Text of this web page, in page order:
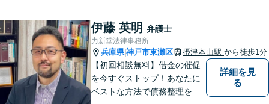
伊藤 英明 弁護士
力新堂法律事務所
兵庫県|神戸市東灘区 摂津本山駅 から徒歩1分
【初回相談無料】借金の催促
を今すぐストップ！あなたに
ベストな方法で債務整理をサ
詳細を見
る